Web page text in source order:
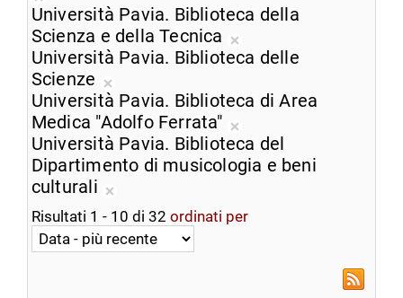
ricerca
corrente
Rimuovi
dalla
ricerca
corrente
Università Pavia. Biblioteca della
Scienza e della Tecnica
Rimuovi
ricerca
corrente
Università Pavia. Biblioteca delle
Scienze
Rimuovi
dalla
ricerca
corrente
Università Pavia. Biblioteca di Area
Medica "Adolfo Ferrata"
Rimuovi
dalla
Università Pavia. Biblioteca del
Dipartimento di musicologia e beni
culturali
Rimuovi
dalla
ricerca
Risultati 1 - 10 di 32 ordinati per
RSS